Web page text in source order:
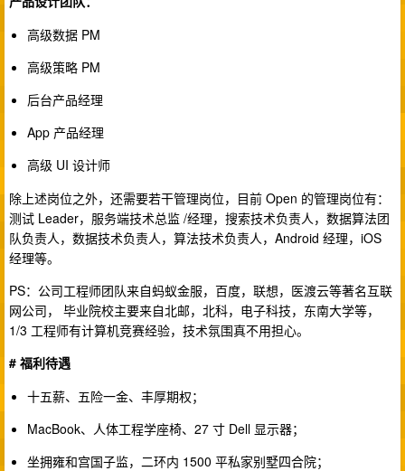
高级数据 PM
高级策略 PM
后台产品经理
App 产品经理
高级 UI 设计师
除上述岗位之外，还需要若干管理岗位，目前 Open 的管理岗位有：
测试 Leader，服务端技术总监 /经理，搜索技术负责人，数据算法团
队负责人，数据技术负责人，算法技术负责人，Android 经理，iOS
经理等。
PS：公司工程师团队来自蚂蚁金服，百度，联想，医渡云等著名互联
网公司， 毕业院校主要来自北邮，北科，电子科技，东南大学等，
1/3 工程师有计算机竞赛经验，技术氛围真不用担心。
# 福利待遇
十五薪、五险一金、丰厚期权；
MacBook、人体工程学座椅、27 寸 Dell 显示器；
坐拥雍和宫国子监，二环内 1500 平私家别墅四合院；